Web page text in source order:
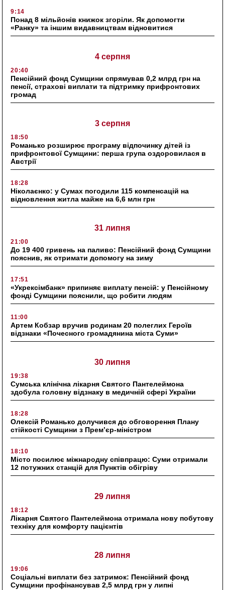
9:14
Понад 8 мільйонів книжок згоріли. Як допомогти
«Ранку» та іншим видавництвам відновитися
4 серпня
20:40
Пенсійний фонд Сумщини спрямував 0,2 млрд грн на
пенсії, страхові виплати та підтримку прифронтових
громад
3 серпня
18:50
Романько розширює програму відпочинку дітей із
прифронтової Сумщини: перша група оздоровилася в
Австрії
18:28
Ніколаєнко: у Сумах погодили 115 компенсацій на
відновлення житла майже на 6,6 млн грн
31 липня
21:00
До 19 400 гривень на паливо: Пенсійний фонд Сумщини
пояснив, як отримати допомогу на зиму
17:51
«Укрексімбанк» припиняє виплату пенсій: у Пенсійному
фонді Сумщини пояснили, що робити людям
11:00
Артем Кобзар вручив родинам 20 полеглих Героїв
відзнаки «Почесного громадянина міста Суми»
30 липня
19:38
Сумська клінічна лікарня Святого Пантелеймона
здобула головну відзнаку в медичній сфері України
18:28
Олексій Романько долучився до обговорення Плану
стійкості Сумщини з Прем’єр-міністром
18:10
Місто посилює міжнародну співпрацю: Суми отримали
12 потужних станцій для Пунктів обігріву
29 липня
18:12
Лікарня Святого Пантелеймона отримала нову побутову
техніку для комфорту пацієнтів
28 липня
19:06
Соціальні виплати без затримок: Пенсійний фонд
Сумщини профінансував 2,5 млрд грн у липні